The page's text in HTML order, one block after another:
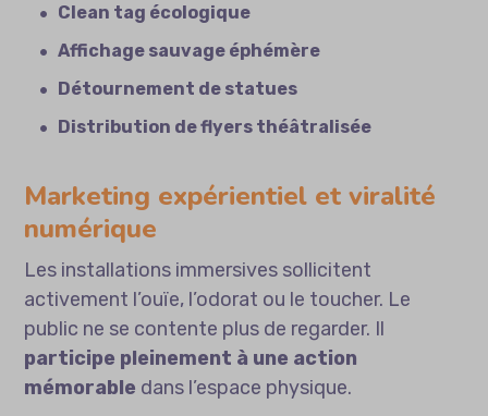
Clean tag écologique
Affichage sauvage éphémère
Détournement de statues
Distribution de flyers théâtralisée
Marketing expérientiel et viralité
numérique
Les installations immersives sollicitent
activement l’ouïe, l’odorat ou le toucher. Le
public ne se contente plus de regarder. Il
participe pleinement à une action
mémorable dans l’espace physique.